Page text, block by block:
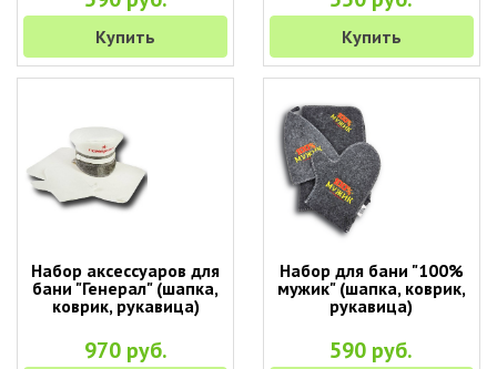
Купить Купить
Набор аксессуаров для
бани "Генерал" (шапка,
коврик, рукавица)
970 руб.
Набор для бани "100%
мужик" (шапка, коврик,
рукавица)
590 руб.